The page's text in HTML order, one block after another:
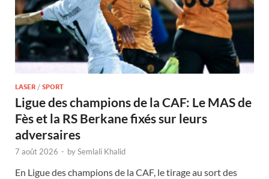
LASER / SPORT
Ligue des champions de la CAF: Le MAS de
Fès et la RS Berkane fixés sur leurs
adversaires
7 août 2026 - bySemlali Khalid
En Ligue des champions de la CAF, le tirage au sort des